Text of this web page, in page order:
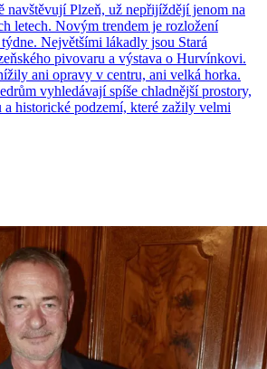
navštěvují Plzeň, už nepřijíždějí jenom na
letech. Novým trendem je rozložení
Největšími lákadly jsou Stará
pivovaru a výstava o Hurvínkovi.
ani opravy v centru, ani velká horka.
vyhledávají spíše chladnější prostory,
historické podzemí, které zažily velmi